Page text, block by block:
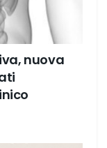
nuova